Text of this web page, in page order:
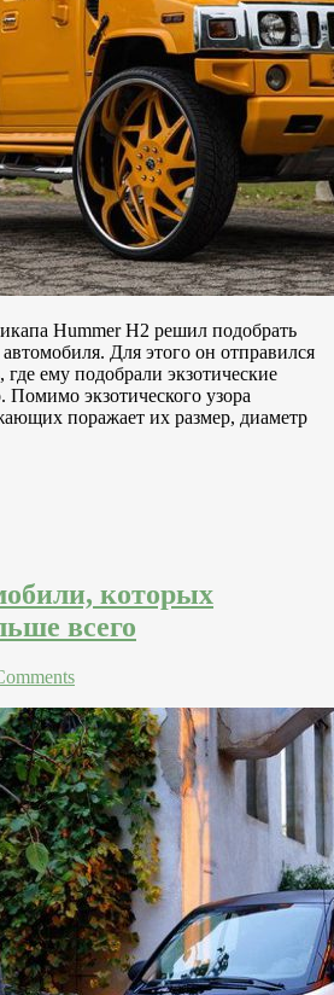
Hummer H2 решил подобрать
Для этого он отправился
где ему подобрали экзотические
Помимо экзотического узора
поражает их размер, диаметр
которых
всего